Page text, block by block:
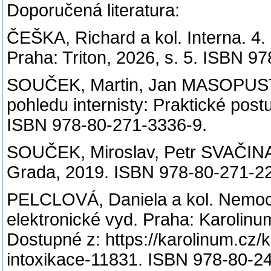
Doporučená literatura:
ČEŠKA, Richard a kol. Interna.
Praha: Triton, 2026, s. 5. ISBN
SOUČEK, Martin, Jan
pohledu internisty: Praktické
ISBN 978-80-271-3336-9.
SOUČEK, Miroslav, Petr
Grada, 2019. ISBN 978-80-271-
PELCLOVÁ, Daniela a kol.
elektronické vyd. Praha:
Dostupné z: https://
intoxikace-11831. ISBN 978-80-